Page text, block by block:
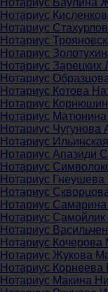
Нотариус Баулина
Нотариус
Нотариус
Нотариус
Нотариус
Нотариус
Нотариус
Нотариус Котова
Нотариус
Нотариус
Нотариус Чугунова
Нотариус
Нотариус Апазиди
Нотариус
Нотариус
Нотариус
Нотариус
Нотариус
Нотариус
Нотариус
Нотариус Жукова
Нотариус
Нотариус Макина